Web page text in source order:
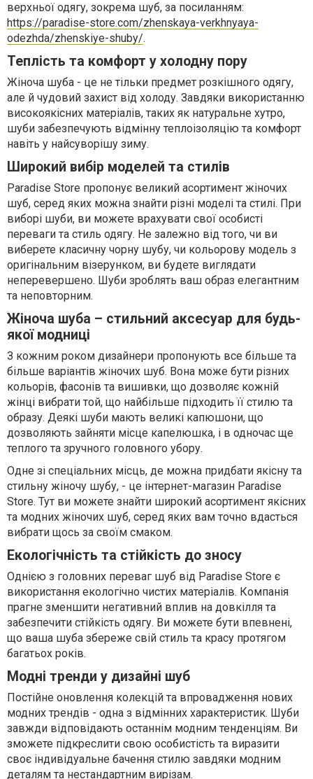
верхньої одягу, зокрема шуб, за посиланням:
https://paradise-store.com/zhenskaya-verkhnyaya-
odezhda/zhenskiye-shuby/.
Теплість та комфорт у холодну пору
Жіноча шуба - це не тільки предмет розкішного одягу,
але й чудовий захист від холоду. Завдяки використанню
високоякісних матеріалів, таких як натуральне хутро,
шуби забезпечують відмінну теплоізоляцію та комфорт
навіть у найсуворішу зиму.
Широкий вибір моделей та стилів
Paradise Store пропонує великий асортимент жіночих
шуб, серед яких можна знайти різні моделі та стилі. При
виборі шуби, ви можете врахувати свої особисті
переваги та стиль одягу. Не залежно від того, чи ви
виберете класичну чорну шубу, чи кольорову модель з
оригінальним візерунком, ви будете виглядати
неперевершено. Шуби зроблять ваш образ елегантним
та неповторним.
Жіноча шуба – стильний аксесуар для будь-
якої модниці
З кожним роком дизайнери пропонують все більше та
більше варіантів жіночих шуб. Вона може бути різних
кольорів, фасонів та вишивки, що дозволяє кожній
жінці вибрати той, що найбільше підходить її стилю та
образу. Деякі шуби мають великі капюшони, що
дозволяють зайняти місце капелюшка, і в одночас ще
теплого та зручного головного убору.
Одне зі спеціальних місць, де можна придбати якісну та
стильну жіночу шубу, - це інтернет-магазин Paradise
Store. Тут ви можете знайти широкий асортимент якісних
та модних жіночих шуб, серед яких вам точно вдасться
вибрати щось за своїм смаком.
Екологічність та стійкість до зносу
Однією з головних переваг шуб від Paradise Store є
використання екологічно чистих матеріалів. Компанія
прагне зменшити негативний вплив на довкілля та
забезпечити стійкість одягу. Ви можете бути впевнені,
що ваша шуба збереже свій стиль та красу протягом
багатьох років.
Модні тренди у дизайні шуб
Постійне оновлення колекцій та впровадження нових
модних трендів - одна з відмінних характеристик. Шуби
завжди відповідають останнім модним тенденціям. Ви
зможете підкреслити свою особистість та виразити
своє індивідуальне бачення стилю завдяки модним
деталям та нестандартним вирізам.